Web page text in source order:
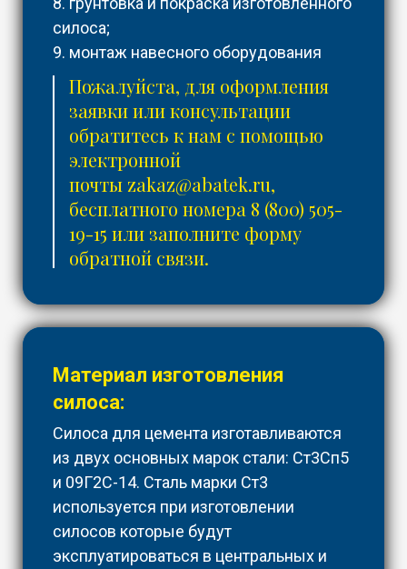
силоса;
9. монтаж навесного оборудования
Пожалуйста, для оформления
заявки или консультации
обратитесь к нам с помощью
электронной
почты zakaz@abatek.ru,
бесплатного номера 8 (800) 505-
19-15 или заполните форму
обратной связи.
Материал изготовления
силоса:
Силоса для цемента изготавливаются
из двух основных марок стали: Ст3Сп5
и 09Г2С-14. Сталь марки Ст3
используется при изготовлении
силосов которые будут
эксплуатироваться в центральных и